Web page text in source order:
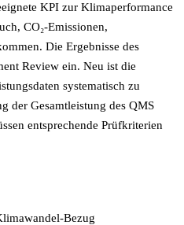
KPI zur Klimaperformance
CO₂-Emissionen,
Die Ergebnisse des
Review ein. Neu ist die
systematisch zu
der Gesamtleistung des QMS
entsprechende Prüfkriterien
Bezug